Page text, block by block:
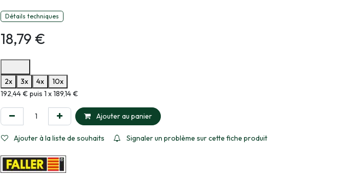
Détails techniques
18,79 €
2x
3x 4x
10x
Informations sur le plan de paiement sélectionné
192,44 € puis 1 x 189,14 €
Ajouter au panier
Ajouter à la liste de souhaits Signaler un problème sur cette fiche produit